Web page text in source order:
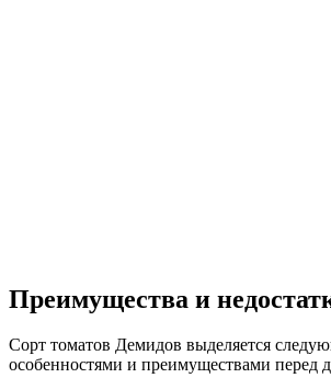
Преимущества и
Сорт томатов Демидов выделяется
особенностями и преимуществами перед